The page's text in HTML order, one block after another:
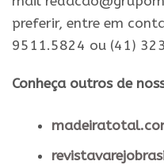
preferir, entre em
9511.5824 ou (41)
Conheça outros de